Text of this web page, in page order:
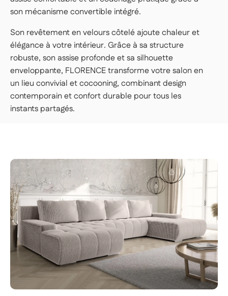
LIVRAISON PREMIUM — 179€
Nos livreurs livrent dans la pièce de votre
choix, déballent et installent votre article.
👉 Parfait si vous voulez une expérience clé
en main, sans rien avoir à faire.
Important | Si vous habitez en étage et que vous ne
disposez pas d'un ascenseur conforme aux dimensions
des colis, un monte-charges peut-être sollicité durant la
son mécanisme convertible intégré.
Son revêtement en velours côtelé ajoute chaleur et
élégance à votre intérieur. Grâce à sa structure
robuste, son assise profonde et sa silhouette
enveloppante, FLORENCE transforme votre salon en
un lieu convivial et cocooning, combinant design
contemporain et confort durable pour tous les
instants partagés.